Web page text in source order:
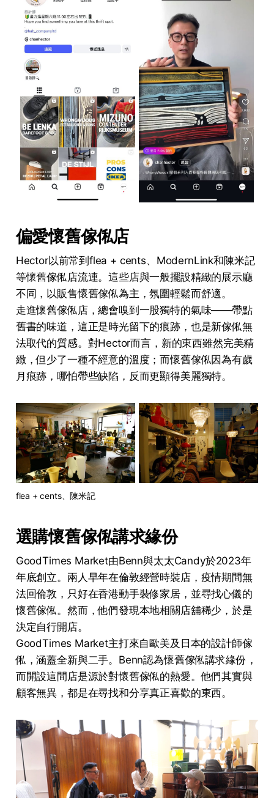
偏愛懷舊傢俬店
Hector以前常到flea + cents、ModernLink和陳米記
等懷舊傢俬店流連。這些店與一般擺設精緻的展示廳
不同，以販售懷舊傢俬為主，氛圍輕鬆而舒適。
走進懷舊傢俬店，總會嗅到一股獨特的氣味——帶點
舊書的味道，這正是時光留下的痕跡，也是新傢俬無
法取代的質感。對Hector而言，新的東西雖然完美精
緻，但少了一種不經意的溫度；而懷舊傢俬因為有歲
月痕跡，哪怕帶些缺陷，反而更顯得美麗獨特。
flea + cents、陳米記
選購懷舊傢俬講求緣份
GoodTimes Market由Benn與太太Candy於2023年
年底創立。兩人早年在倫敦經營時裝店，疫情期間無
法回倫敦，只好在香港動手裝修家居，並尋找心儀的
懷舊傢俬。然而，他們發現本地相關店舖稀少，於是
決定自行開店。
GoodTimes Market主打來自歐美及日本的設計師傢
俬，涵蓋全新與二手。Benn認為懷舊傢俬講求緣份，
而開設這間店是源於對懷舊傢俬的熱愛。他們其實與
顧客無異，都是在尋找和分享真正喜歡的東西。